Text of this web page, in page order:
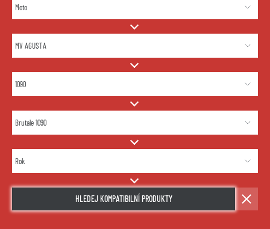
HLEDEJ KOMPATIBILNÍ PRODUKTY